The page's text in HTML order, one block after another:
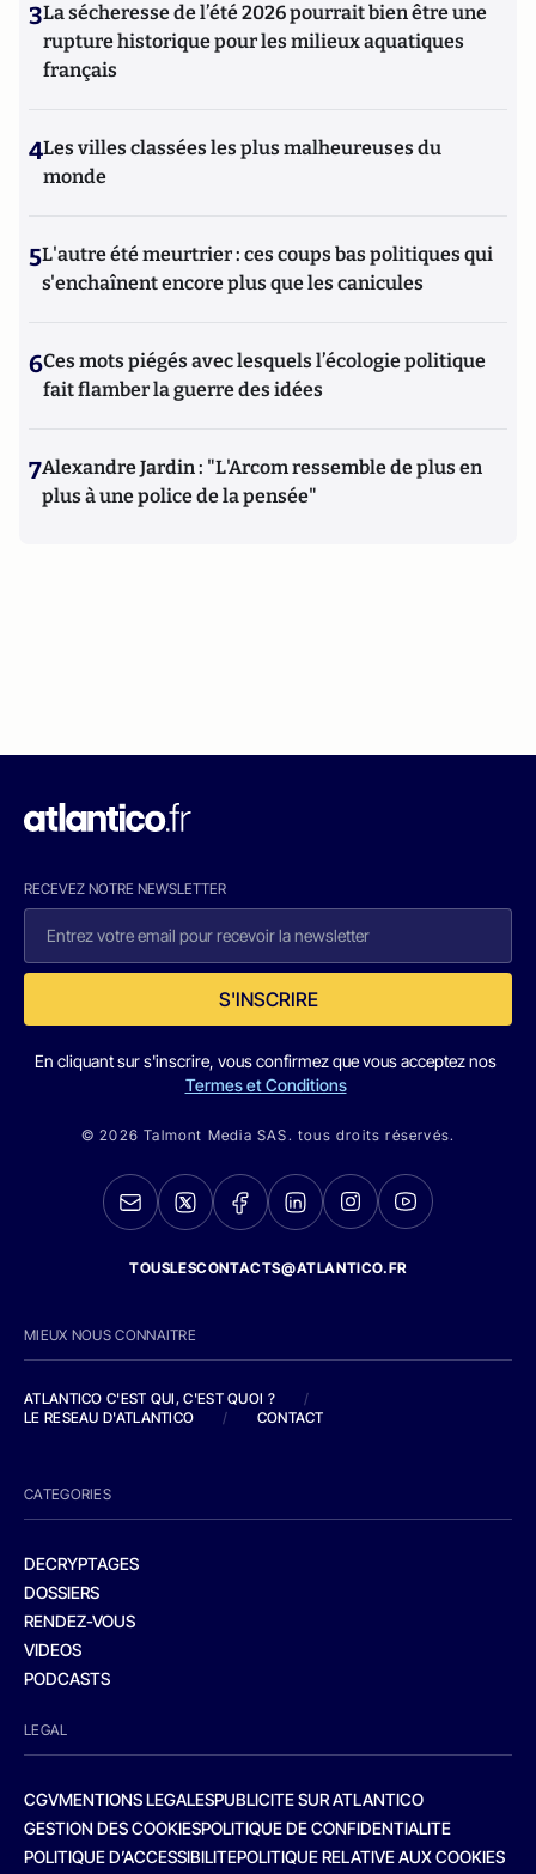
3La sécheresse de l’été 2026 pourrait bien être une
rupture historique pour les milieux aquatiques
français
4Les villes classées les plus malheureuses du
monde
5L'autre été meurtrier : ces coups bas politiques qui
s'enchaînent encore plus que les canicules
6Ces mots piégés avec lesquels l’écologie politique
fait flamber la guerre des idées
7Alexandre Jardin : "L'Arcom ressemble de plus en
plus à une police de la pensée"
RECEVEZ NOTRE NEWSLETTER
S'INSCRIRE
En cliquant sur s'inscrire, vous confirmez que vous acceptez nos
Termes et Conditions
© 2026 Talmont Media SAS. tous droits réservés.
TOUSLESCONTACTS@ATLANTICO.FR
MIEUX NOUS CONNAITRE
ATLANTICO C'EST QUI, C'EST QUOI ?
/
LE RESEAU D'ATLANTICO
/ CONTACT
CATEGORIES
DECRYPTAGES
DOSSIERS
RENDEZ-VOUS
VIDEOS
PODCASTS
LEGAL
CGVMENTIONS LEGALESPUBLICITE SUR ATLANTICO
GESTION DES COOKIESPOLITIQUE DE CONFIDENTIALITE
POLITIQUE D’ACCESSIBILITEPOLITIQUE RELATIVE AUX COOKIES